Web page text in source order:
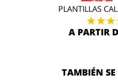
PLANTILLAS
A PARTIR
TAMBIÉN